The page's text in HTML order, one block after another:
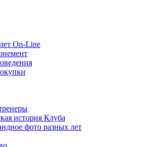
On-Line
история Клуба
фото разных лет